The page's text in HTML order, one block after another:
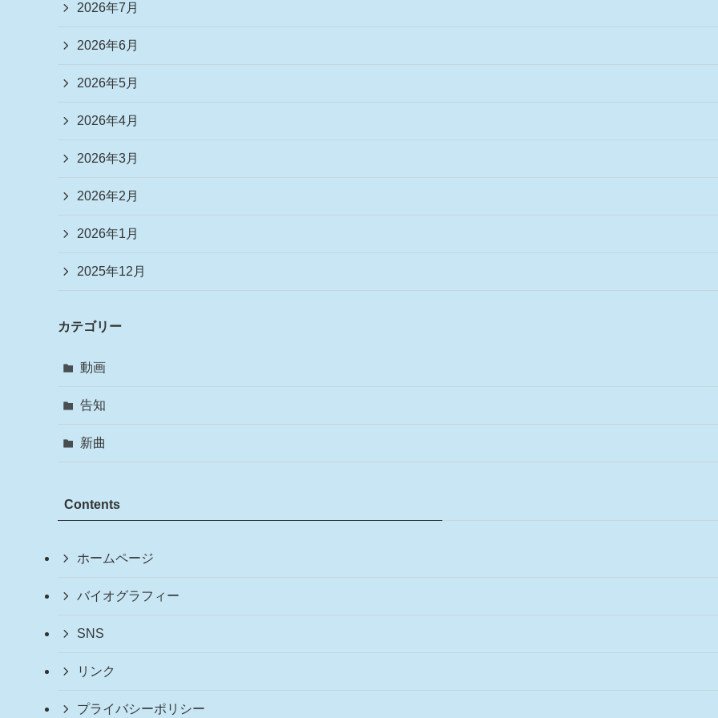
2026年7月
2026年6月
2026年5月
2026年4月
2026年3月
2026年2月
2026年1月
2025年12月
カテゴリー
動画
告知
新曲
Contents
ホームページ
バイオグラフィー
SNS
リンク
プライバシーポリシー